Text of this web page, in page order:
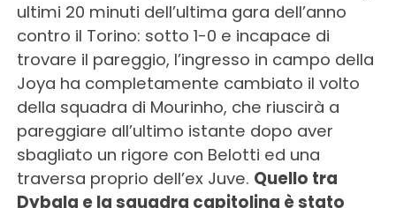
ultimi 20 minuti dell’ultima gara dell’anno
contro il Torino: sotto 1-0 e incapace di
trovare il pareggio, l’ingresso in campo della
Joya ha completamente cambiato il volto
della squadra di Mourinho, che riuscirà a
pareggiare all’ultimo istante dopo aver
sbagliato un rigore con Belotti ed una
traversa proprio dell’ex Juve. Quello tra
Dybala e la squadra capitolina è stato